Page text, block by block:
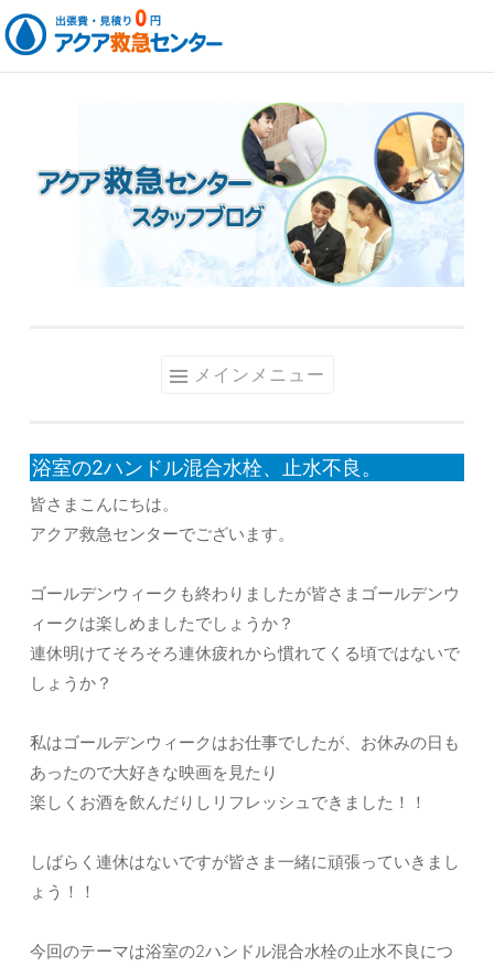
テ
メインメニュー
浴室の2ハンドル混合水栓、止水不良。
皆さまこんにちは。
アクア救急センターでございます。
ゴールデンウィークも終わりましたが皆さまゴールデンウ
ィークは楽しめましたでしょうか？
連休明けてそろそろ連休疲れから慣れてくる頃ではないで
しょうか？
私はゴールデンウィークはお仕事でしたが、お休みの日も
あったので大好きな映画を見たり
楽しくお酒を飲んだりしリフレッシュできました！！
しばらく連休はないですが皆さま一緒に頑張っていきまし
ょう！！
今回のテーマは浴室の2ハンドル混合水栓の止水不良につ